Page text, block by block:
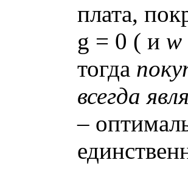
плата,
g = 0 ( и
тогда
всегда
–